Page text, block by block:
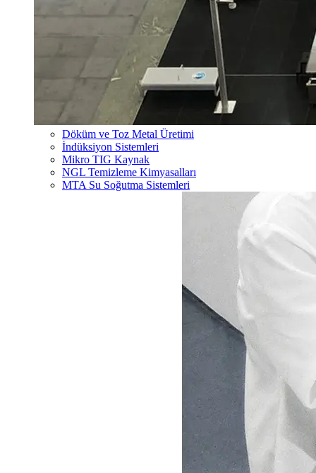
Döküm ve Toz Metal Üretimi
İndüksiyon Sistemleri
Mikro TIG Kaynak
NGL Temizleme Kimyasalları
MTA Su Soğutma Sistemleri